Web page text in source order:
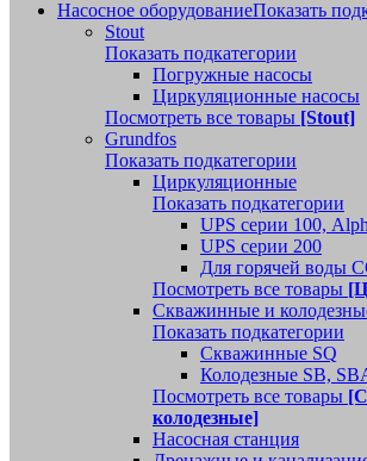
Насосное оборудованиеПоказать
Stout
Показать подкатегории
Погружные насосы
Циркуляционные насосы
Посмотреть все товары [Stout]
Grundfos
Показать подкатегории
Циркуляционные
Показать подкатегории
UPS серии 100,
UPS серии 200
Для горячей воды
Посмотреть все товары
Скважинные и
Показать подкатегории
Скважинные SQ
Колодезные SB,
Посмотреть все товары
колодезные]
Насосная станция